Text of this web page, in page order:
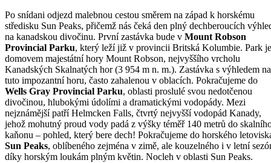
Po snídani odjezd malebnou cestou směrem na západ k horskému
středisku Sun Peaks, přičemž nás čeká den plný dechberoucích
na kanadskou divočinu. První zastávka bude v Mount Robson
Provincial Parku, který leží již v provincii Britská Kolumbie. Park je
domovem majestátní hory Mount Robson, nejvyššího vrcholu
Kanadských Skalnatých hor (3 954 m n. m.). Zastávka s výhledem na
tuto impozantní horu, často zahalenou v oblacích. Pokračujeme do
Wells Gray Provincial Parku, oblasti proslulé svou nedotčenou
divočinou, hlubokými údolími a dramatickými vodopády. Mezi
nejznámější patří Helmcken Falls, čtvrtý nejvyšší vodopád Kanady,
jehož mohutný proud vody padá z výšky téměř 140 metrů do
kaňonu – pohled, který bere dech! Pokračujeme do horského
Sun Peaks, oblíbeného zejména v zimě, ale kouzelného i v letní
díky horským loukám plným květin. Nocleh v oblasti Sun Peaks.